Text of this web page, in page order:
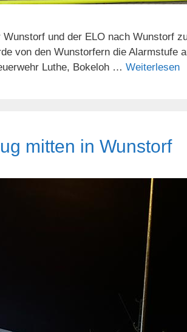
und der ELO nach Wunstorf
von den Wunstorfern die Alarmstufe
Luthe, Bokeloh … Weiterlesen
mitten in Wunstorf